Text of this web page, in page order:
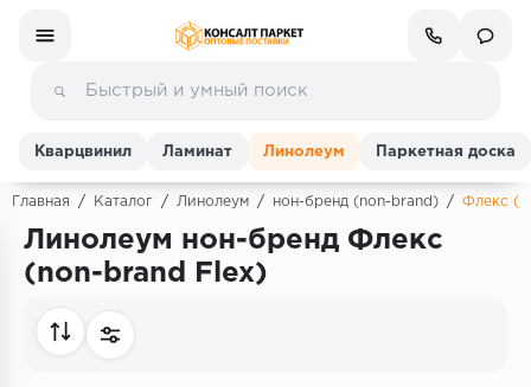
Линолеум
Кварцвинил Ламинат Линолеум Паркетная доска
Главная / Каталог / Линолеум / нон-бренд (non-brand) / Флекс
Линолеум нон-бренд Флекс
(non-brand Flex)